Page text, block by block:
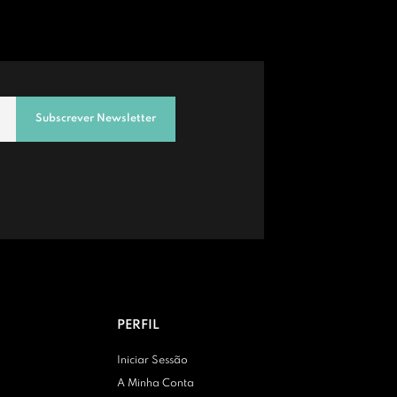
Subscrever Newsletter
PERFIL
Iniciar Sessão
A Minha Conta